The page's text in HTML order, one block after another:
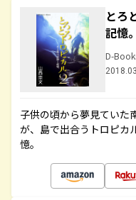
とろ
記憶
D-
子供の頃から夢見ていた
が、島で出合うトロピカ
憶。